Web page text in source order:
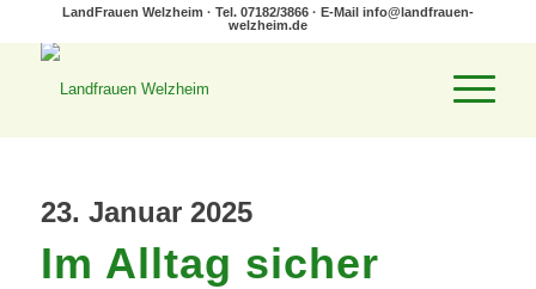
LandFrauen Welzheim · Tel. 07182/3866 · E-Mail info@landfrauen-
welzheim.de
23. Januar 2025
Im Alltag sicher